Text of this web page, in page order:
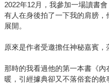
2022年12月，我參加一場讀書
有人在身後拍了一下我的肩膀
展開。
原來是作者受邀擔任神秘嘉賓，
那時的我看過他的第一本書《
暖，引經據典卻又不落俗套的